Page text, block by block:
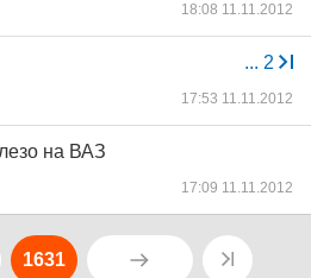
18:08 11.11.2012
... 2
17:53 11.11.2012
на ВАЗ
17:09 11.11.2012
1631